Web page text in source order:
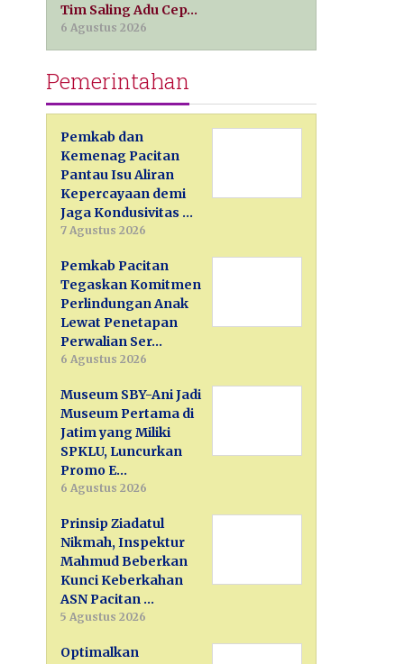
Tim Saling Adu Cep…
6 Agustus 2026
Pemerintahan
Pemkab dan
Kemenag Pacitan
Pantau Isu Aliran
Kepercayaan demi
Jaga Kondusivitas …
7 Agustus 2026
Pemkab Pacitan
Tegaskan Komitmen
Perlindungan Anak
Lewat Penetapan
Perwalian Ser…
6 Agustus 2026
Museum SBY-Ani Jadi
Museum Pertama di
Jatim yang Miliki
SPKLU, Luncurkan
Promo E…
6 Agustus 2026
Prinsip Ziadatul
Nikmah, Inspektur
Mahmud Beberkan
Kunci Keberkahan
ASN Pacitan …
5 Agustus 2026
Optimalkan